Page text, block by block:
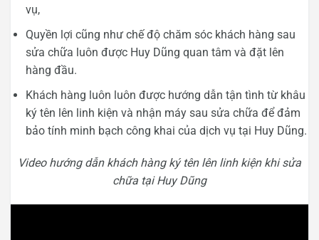
vụ,
Quyền lợi cũng như chế độ chăm sóc khách hàng sau
sửa chữa luôn được Huy Dũng quan tâm và đặt lên
hàng đầu.
Khách hàng luôn luôn được hướng dẫn tận tình từ khâu
ký tên lên linh kiện và nhận máy sau sửa chữa để đảm
bảo tính minh bạch công khai của dịch vụ tại Huy Dũng.
Video hướng dẫn khách hàng ký tên lên linh kiện khi sửa
chữa tại Huy Dũng